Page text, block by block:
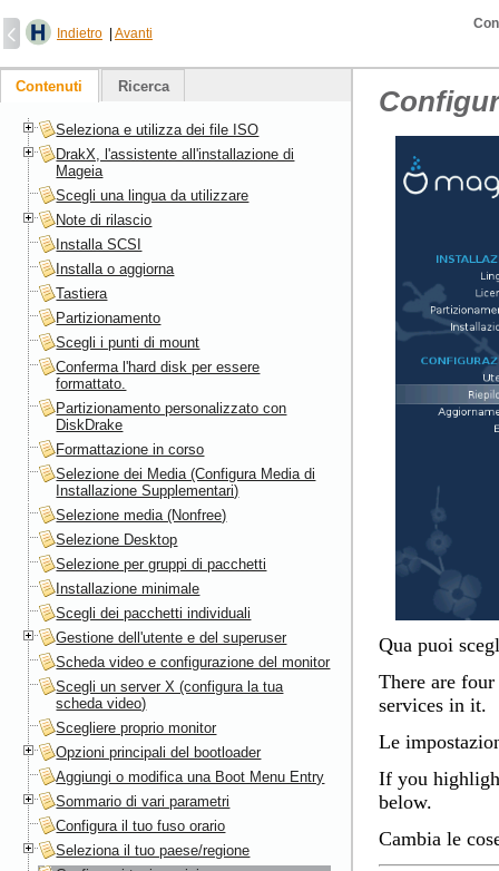
Indietro Avanti
Qua puoi
There are
services in it.
Le
If you
below.
Cambia le
Contenuti Ricerca
Seleziona e utilizza dei file ISO
DrakX, l'assistente all'installazione di
Mageia
Scegli una lingua da utilizzare
Note di rilascio
Installa SCSI
Installa o aggiorna
Tastiera
Partizionamento
Scegli i punti di mount
Conferma l'hard disk per essere
formattato.
Partizionamento personalizzato con
DiskDrake
Formattazione in corso
Selezione dei Media (Configura Media di
Installazione Supplementari)
Selezione media (Nonfree)
Selezione Desktop
Selezione per gruppi di pacchetti
Installazione minimale
Scegli dei pacchetti individuali
Gestione dell'utente e del superuser
Scheda video e configurazione del monitor
Scegli un server X (configura la tua
scheda video)
Scegliere proprio monitor
Opzioni principali del bootloader
Aggiungi o modifica una Boot Menu Entry
Sommario di vari parametri
Configura il tuo fuso orario
Seleziona il tuo paese/regione